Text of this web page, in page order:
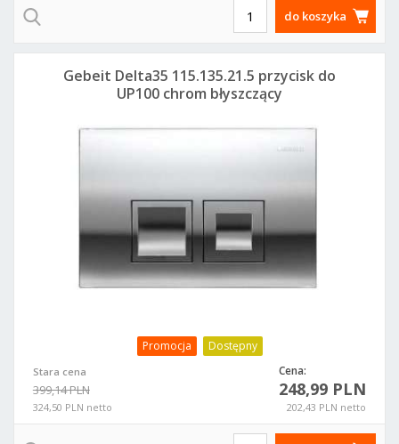
do koszyka
Promocja Dostępny
Stara cena
399,14 PLN
324,50 PLN netto
Cena:
248,99 PLN
202,43 PLN netto
Gebeit Delta35 115.135.21.5 przycisk do
UP100 chrom błyszczący